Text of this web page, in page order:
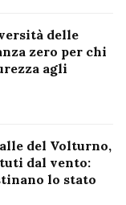
delle
zero per chi
agli
del Volturno,
dal vento:
lo stato